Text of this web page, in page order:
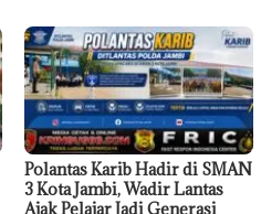
Polantas Karib Hadir di SMAN
3 Kota Jambi, Wadir Lantas
Ajak Pelajar Jadi Generasi